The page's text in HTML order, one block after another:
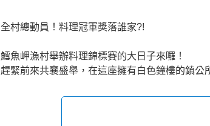
全村總動員！料理冠軍獎落誰家?!
鱈魚岬漁村舉辦料理錦標賽的大日子來囉！
趕緊前來共襄盛舉，在這座擁有白色鐘樓的鎮公